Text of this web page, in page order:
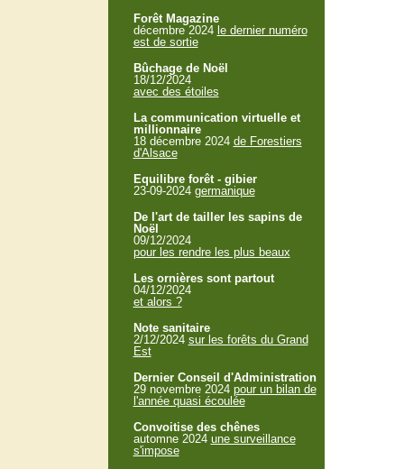
Forêt Magazine
décembre 2024 le dernier numéro
est de sortie
Bûchage de Noël
18/12/2024
avec des étoiles
La communication virtuelle et
millionnaire
18 décembre 2024 de Forestiers
d'Alsace
Equilibre forêt - gibier
23-09-2024 germanique
De l'art de tailler les sapins de
Noël
09/12/2024
pour les rendre les plus beaux
Les ornières sont partout
04/12/2024
et alors ?
Note sanitaire
2/12/2024 sur les forêts du Grand
Est
Dernier Conseil d'Administration
29 novembre 2024 pour un bilan de
l'année quasi écoulée
Convoitise des chênes
automne 2024 une surveillance
s'impose